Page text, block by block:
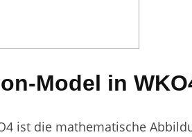
Model in
ist die mathematische